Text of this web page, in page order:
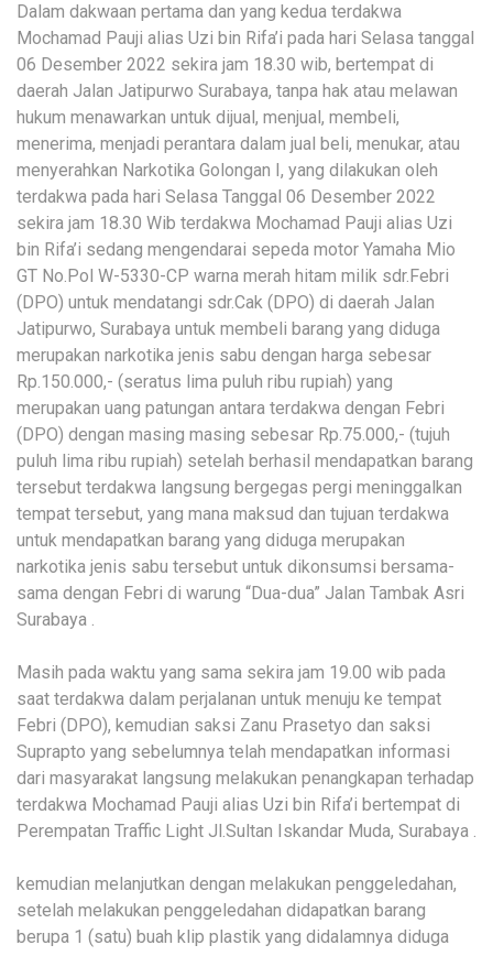
Dalam dakwaan pertama dan yang kedua terdakwa
Mochamad Pauji alias Uzi bin Rifa’i pada hari Selasa tanggal
06 Desember 2022 sekira jam 18.30 wib, bertempat di
daerah Jalan Jatipurwo Surabaya, tanpa hak atau melawan
hukum menawarkan untuk dijual, menjual, membeli,
menerima, menjadi perantara dalam jual beli, menukar, atau
menyerahkan Narkotika Golongan I, yang dilakukan oleh
terdakwa pada hari Selasa Tanggal 06 Desember 2022
sekira jam 18.30 Wib terdakwa Mochamad Pauji alias Uzi
bin Rifa’i sedang mengendarai sepeda motor Yamaha Mio
GT No.Pol W-5330-CP warna merah hitam milik sdr.Febri
(DPO) untuk mendatangi sdr.Cak (DPO) di daerah Jalan
Jatipurwo, Surabaya untuk membeli barang yang diduga
merupakan narkotika jenis sabu dengan harga sebesar
Rp.150.000,- (seratus lima puluh ribu rupiah) yang
merupakan uang patungan antara terdakwa dengan Febri
(DPO) dengan masing masing sebesar Rp.75.000,- (tujuh
puluh lima ribu rupiah) setelah berhasil mendapatkan barang
tersebut terdakwa langsung bergegas pergi meninggalkan
tempat tersebut, yang mana maksud dan tujuan terdakwa
untuk mendapatkan barang yang diduga merupakan
narkotika jenis sabu tersebut untuk dikonsumsi bersama-
sama dengan Febri di warung “Dua-dua” Jalan Tambak Asri
Surabaya .
Masih pada waktu yang sama sekira jam 19.00 wib pada
saat terdakwa dalam perjalanan untuk menuju ke tempat
Febri (DPO), kemudian saksi Zanu Prasetyo dan saksi
Suprapto yang sebelumnya telah mendapatkan informasi
dari masyarakat langsung melakukan penangkapan terhadap
terdakwa Mochamad Pauji alias Uzi bin Rifa’i bertempat di
Perempatan Traffic Light Jl.Sultan Iskandar Muda, Surabaya .
kemudian melanjutkan dengan melakukan penggeledahan,
setelah melakukan penggeledahan didapatkan barang
berupa 1 (satu) buah klip plastik yang didalamnya diduga